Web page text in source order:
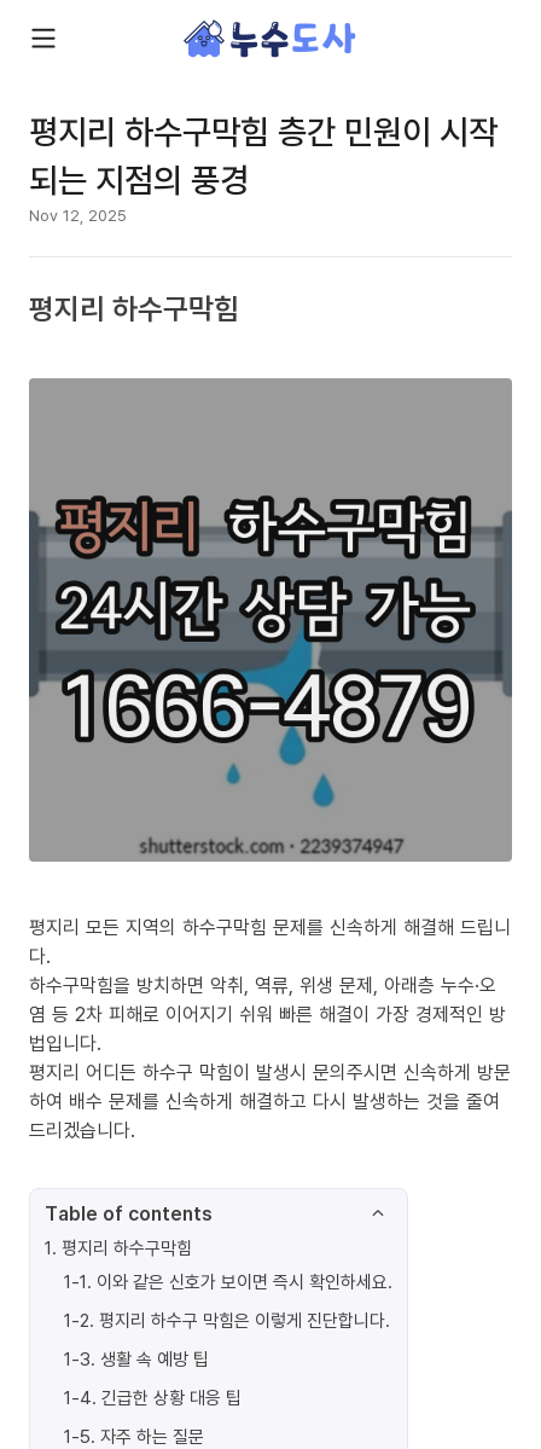
평지리 하수구막힘 층간 민원이 시작
되는 지점의 풍경
Nov 12, 2025
평지리 하수구막힘
평지리 모든 지역의 하수구막힘 문제를 신속하게 해결해 드립니
다.
하수구막힘을 방치하면 악취, 역류, 위생 문제, 아래층 누수·오
염 등 2차 피해로 이어지기 쉬워 빠른 해결이 가장 경제적인 방
법입니다.
평지리 어디든 하수구 막힘이 발생시 문의주시면 신속하게 방문
하여 배수 문제를 신속하게 해결하고 다시 발생하는 것을 줄여
드리겠습니다.
Table of contents
1. 평지리 하수구막힘
1-1. 이와 같은 신호가 보이면 즉시 확인하세요.
1-2. 평지리 하수구 막힘은 이렇게 진단합니다.
1-3. 생활 속 예방 팁
1-4. 긴급한 상황 대응 팁
1-5. 자주 하는 질문